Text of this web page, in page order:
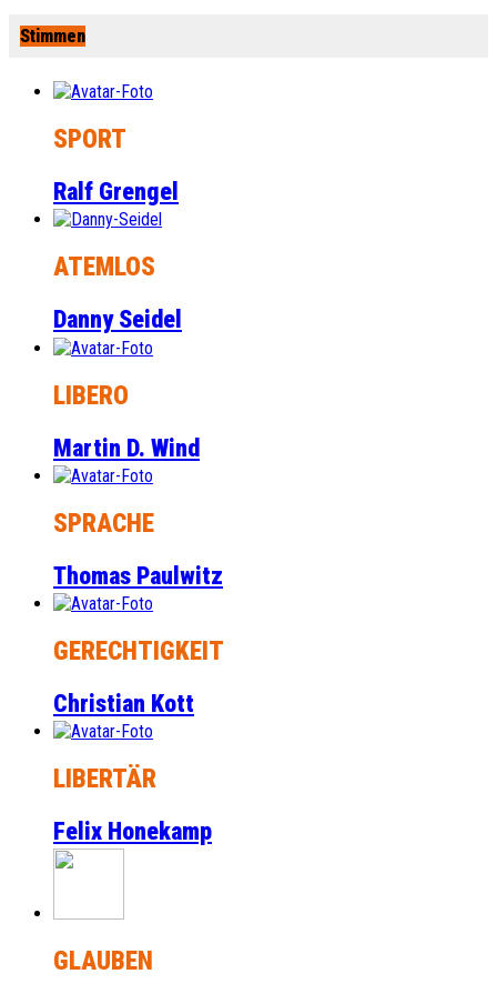
Stimmen
SPORT
Ralf Grengel
ATEMLOS
Danny Seidel
LIBERO
Martin D. Wind
SPRACHE
Thomas Paulwitz
GERECHTIGKEIT
Christian Kott
LIBERTÄR
Felix Honekamp
GLAUBEN